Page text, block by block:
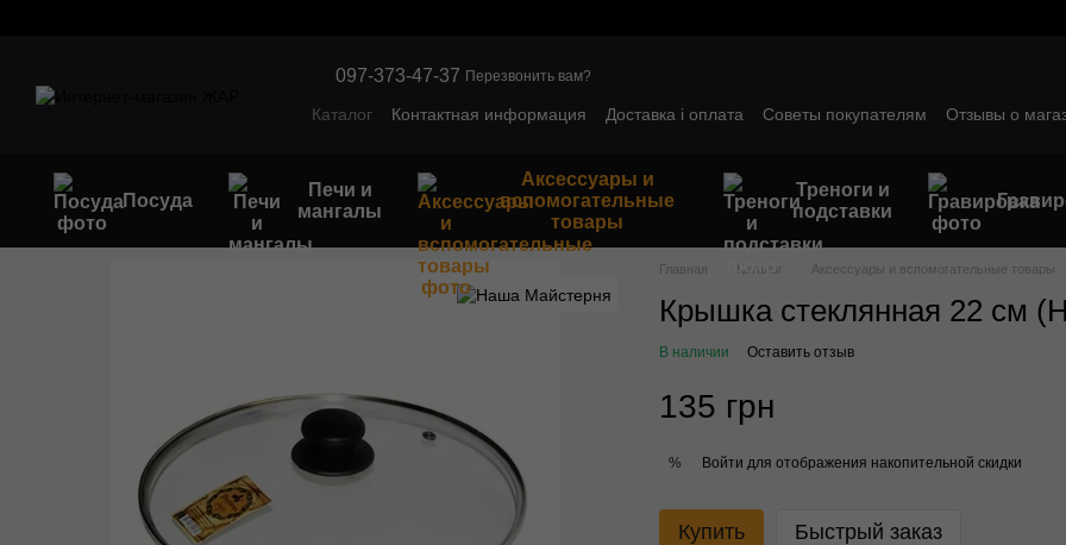
097-373-47-37 Перезвонить вам?
Каталог Контактная информация Доставка і оплата Советы покупателям
Отзывы о
Посуда
Печи и
мангалы
Аксессуары и
вспомогательные
товары
Треноги и
подставки
Главная Каталог Аксессуары и вспомогательные товары
Крышка стеклянная 22 см
В наличии Оставить отзыв
135 грн
% Войти для отображения накопительной скидки
Купить Быстрый заказ